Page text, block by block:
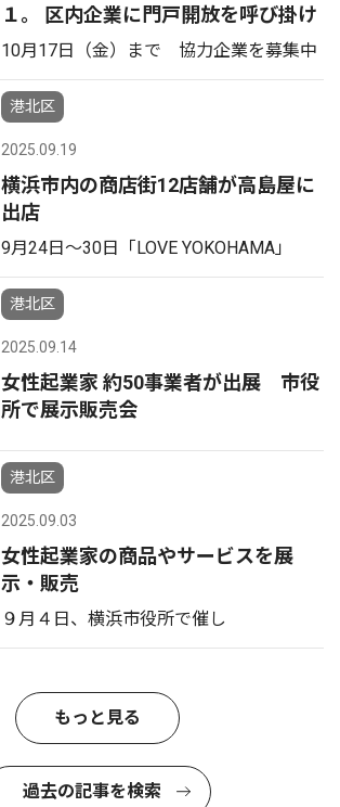
１。 区内企業に門戸開放を呼び掛け
10月17日（金）まで 協力企業を募集中
港北区
2025.09.19
横浜市内の商店街12店舗が高島屋に
出店
9月24日〜30日「LOVE YOKOHAMA」
港北区
2025.09.14
女性起業家 約50事業者が出展 市役
所で展示販売会
港北区
2025.09.03
女性起業家の商品やサービスを展
示・販売
９月４日、横浜市役所で催し
もっと見る
過去の記事を検索